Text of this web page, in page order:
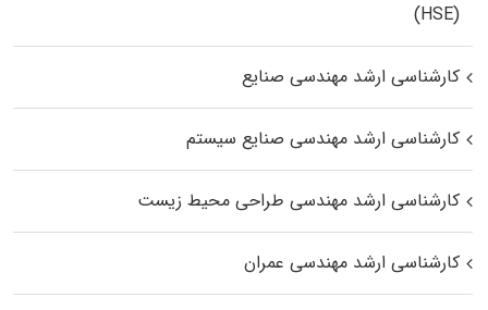
(HSE)
کارشناسی ارشد مهندسی صنایع
کارشناسی ارشد مهندسی صنایع سیستم
کارشناسی ارشد مهندسی طراحی محیط زیست
کارشناسی ارشد مهندسی عمران